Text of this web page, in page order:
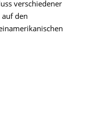
verschiedener
auf den